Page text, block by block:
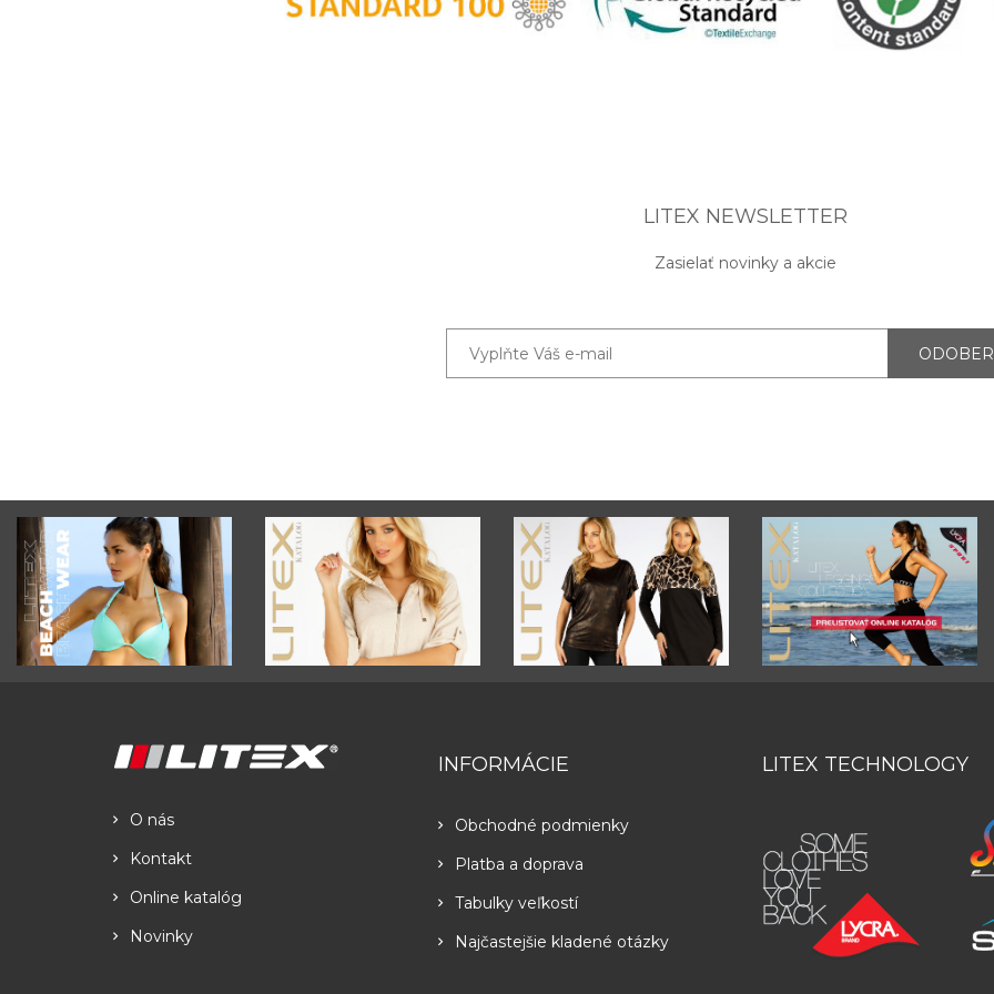
LITEX NEWSLETTER
Zasielať novinky a akcie
O nás
Kontakt
Online katalóg
Novinky
INFORMÁCIE
Obchodné podmienky
Platba a doprava
Tabulky veľkostí
Najčastejšie kladené otázky
LITEX TECHNOLOGY